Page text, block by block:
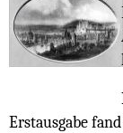
Erstausgabe